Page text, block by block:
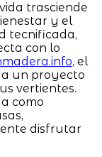
trasciende
y el
tecnificada,
con lo
, el
un proyecto
vertientes.
como
disfrutar